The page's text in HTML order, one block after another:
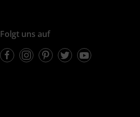
Folgt uns auf
FacebookInstagramPinterestTwitterYoutube